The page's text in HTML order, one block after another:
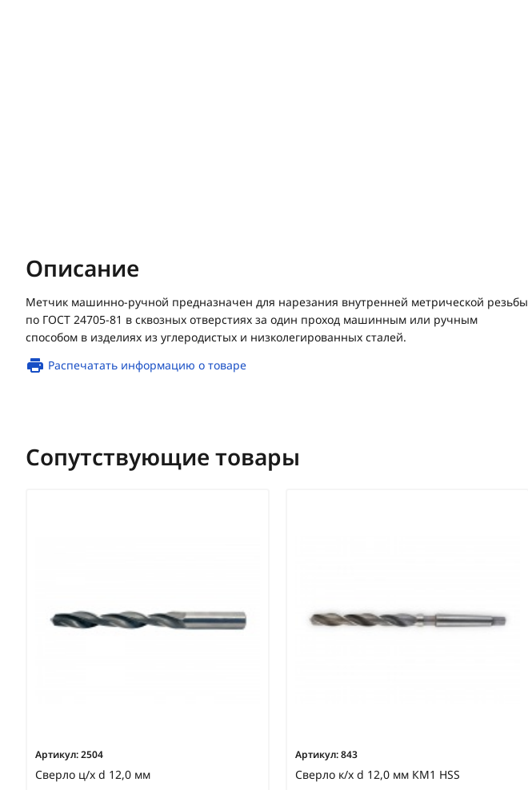
Описание
Метчик машинно-ручной предназначен для нарезания внутренней метрической резьбы
по ГОСТ 24705-81 в сквозных отверстиях за один проход машинным или ручным
способом в изделиях из углеродистых и низколегированных сталей.
Распечатать информацию о товаре
Сопутствующие товары
Артикул:2504
Сверло ц/х d 12,0 мм
Артикул:843
Сверло к/х d 12,0 мм КМ1 HSS